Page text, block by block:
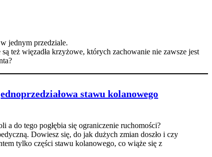
jednym przedziale.
też więzadła krzyżowe, których zachowanie nie zawsze jest
stawu kolanowego
a do tego pogłębia się ograniczenie ruchomości?
Dowiesz się, do jak dużych zmian doszło i czy
tylko części stawu kolanowego, co wiąże się z